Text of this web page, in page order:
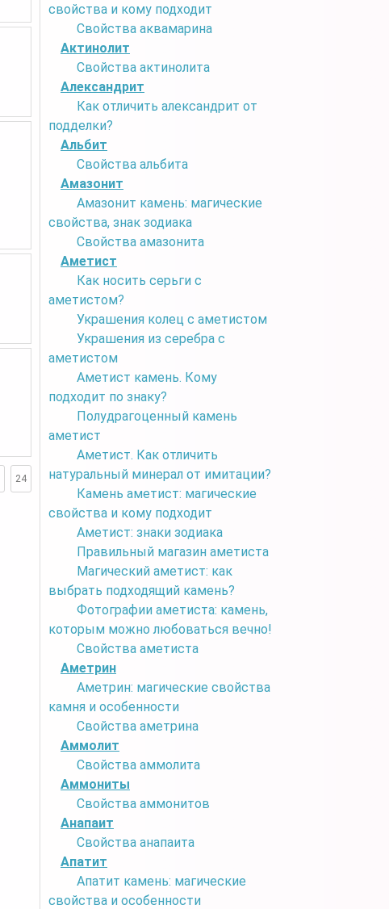
24
свойства и кому подходит
Свойства аквамарина
Актинолит
Свойства актинолита
Александрит
Как отличить александрит от
подделки?
Альбит
Свойства альбита
Амазонит
Амазонит камень: магические
свойства, знак зодиака
Свойства амазонита
Аметист
Как носить серьги с
аметистом?
Украшения колец с аметистом
Украшения из серебра с
аметистом
Аметист камень. Кому
подходит по знаку?
Полудрагоценный камень
аметист
Аметист. Как отличить
натуральный минерал от имитации?
Камень аметист: магические
свойства и кому подходит
Аметист: знаки зодиака
Правильный магазин аметиста
Магический аметист: как
выбрать подходящий камень?
Фотографии аметиста: камень,
которым можно любоваться вечно!
Свойства аметиста
Аметрин
Аметрин: магические свойства
камня и особенности
Свойства аметрина
Аммолит
Свойства аммолита
Аммониты
Свойства аммонитов
Анапаит
Свойства анапаита
Апатит
Апатит камень: магические
свойства и особенности